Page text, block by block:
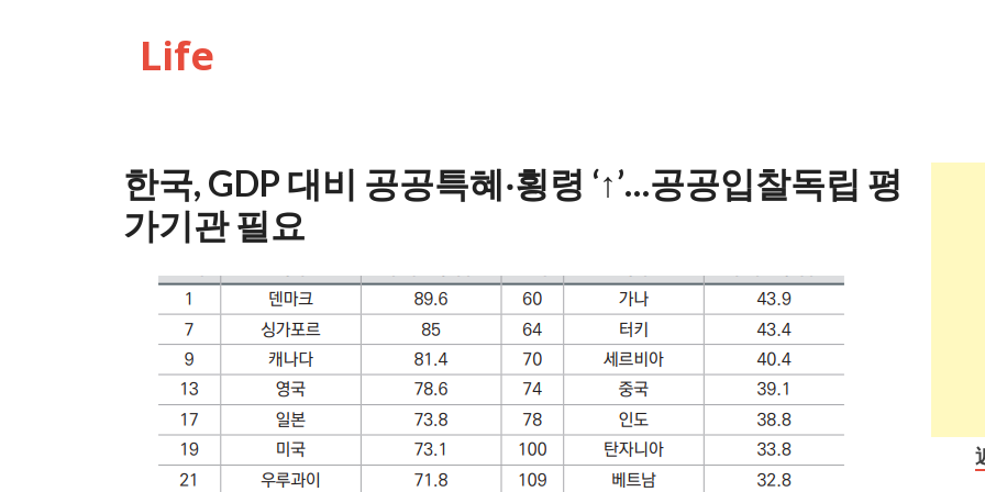
Life
한국, GDP 대비 공공특혜‧횡령 ‘↑’…공공입찰독립 평
가기관 필요